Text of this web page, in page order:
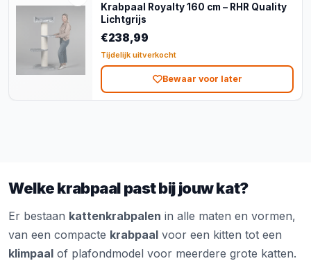
Krabpaal Royalty 160 cm – RHR Quality
Lichtgrijs
€238,99
Tijdelijk uitverkocht
Bewaar voor later
Welke krabpaal past bij jouw kat?
Er bestaan kattenkrabpalen in alle maten en vormen,
van een compacte krabpaal voor een kitten tot een
klimpaal of plafondmodel voor meerdere grote katten.